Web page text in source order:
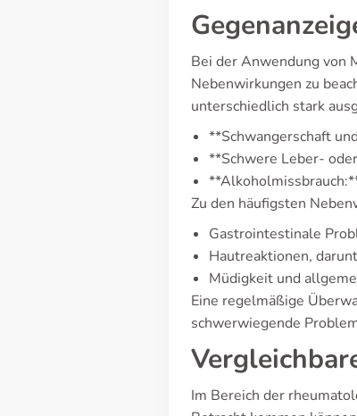
Bei der Anwendung von
Nebenwirkungen zu
unterschiedlich stark
**Schwangerschaft
**Schwere Leber-
Zu den häufigsten
Gastrointestinale
Hautreaktionen,
Müdigkeit und
Eine regelmäßige
schwerwiegende
Im Bereich der